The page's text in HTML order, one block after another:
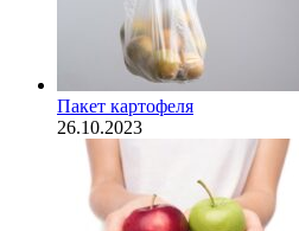
Пакет картофеля
26.10.2023